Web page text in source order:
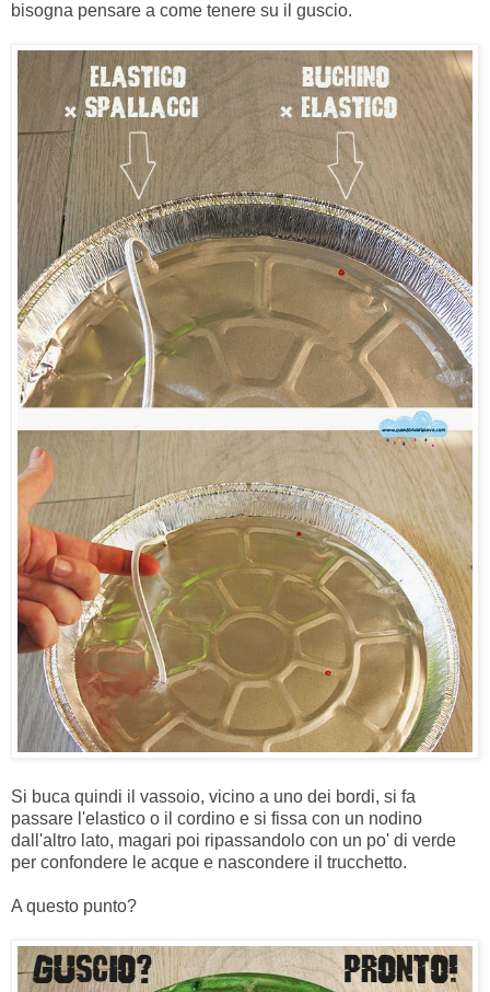
bisogna pensare a come tenere su il guscio.
Si buca quindi il vassoio, vicino a uno dei bordi, si fa
passare l'elastico o il cordino e si fissa con un nodino
dall'altro lato, magari poi ripassandolo con un po' di verde
per confondere le acque e nascondere il trucchetto.
A questo punto?